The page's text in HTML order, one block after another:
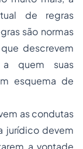
de regras
são normas
descrevem
quem suas
esquema de
as condutas
jurídico devem
a vontade